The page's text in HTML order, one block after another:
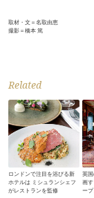
取材・文＝名取由恵
撮影＝橋本 篤
Related
ロンドンで注目を浴びる新
ホテルは ミシュランシェフ
がレストランを監修
英
画す
ープ